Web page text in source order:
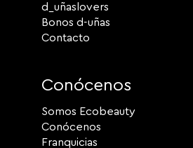
d_uñaslovers
Bonos d-uñas
Contacto
Conócenos
Somos Ecobeauty
Conócenos
Franquicias